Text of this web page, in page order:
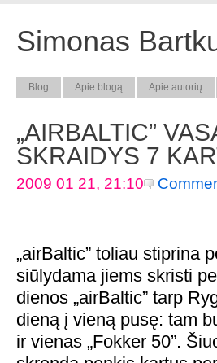
Simonas
Blog Apie blogą Apie autorių
„AIRBALTIC”
SKRAIDYS 7
2009 01 21, 21:10
„airBaltic” toliau stiprina
siūlydama jiems skristi
dienos „airBaltic” tarp
dieną į vieną pusę: tam
ir vienas „Fokker 50”.